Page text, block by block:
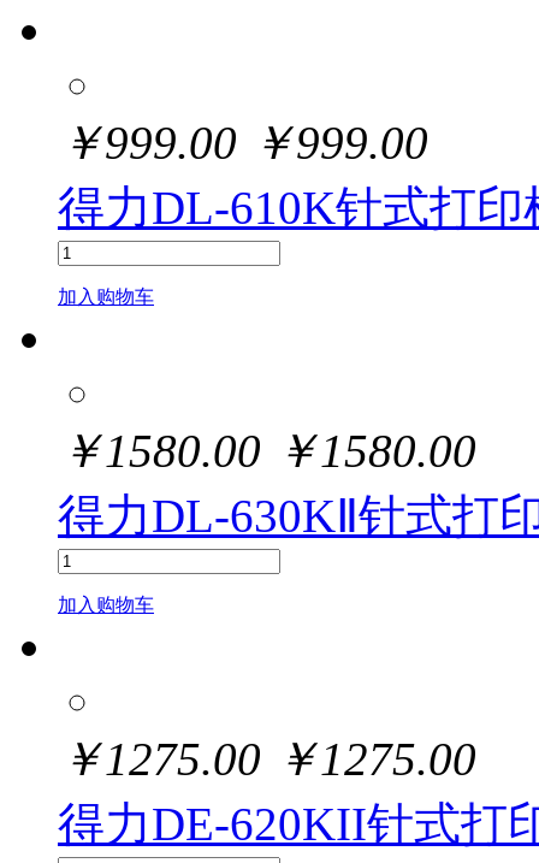
￥999.00 ￥999.00
得力DL-610K针式打印
加入购物车
￥1580.00 ￥1580.00
得力DL-630KⅡ针式打
加入购物车
￥1275.00 ￥1275.00
得力DE-620KII针式打